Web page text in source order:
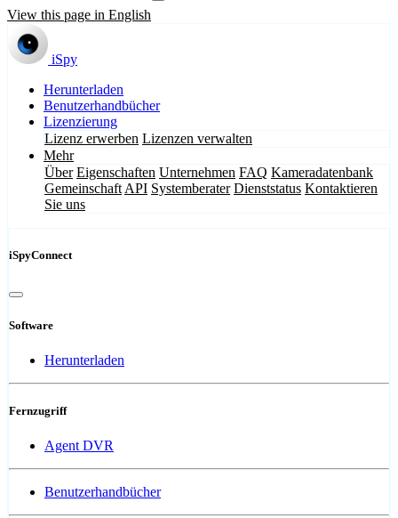
View this page in English
iSpy
Herunterladen
Benutzerhandbücher
Lizenzierung
Lizenz erwerben Lizenzen verwalten
Mehr
Über Eigenschaften Unternehmen FAQ Kameradatenbank
Gemeinschaft API Systemberater Dienststatus Kontaktieren
Sie uns
iSpyConnect
Software
Herunterladen
Fernzugriff
Agent DVR
Benutzerhandbücher